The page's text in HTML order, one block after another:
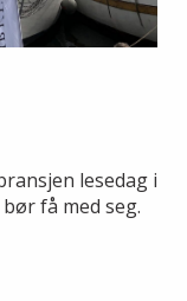
lesedag i
få med seg.